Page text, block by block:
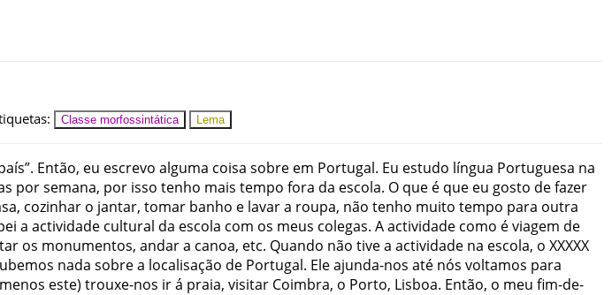
: Classe morfossintática Lema
”. Então, eu escrevo alguma coisa sobre em Portugal. Eu estudo língua Portuguesa na
porsemana, por isso tenho mais tempo fora da escola. O que é que eu gosto defazer
, cozinhar o jantar, tomar banho e lavara roupa, não tenho muito tempo para outra
a actividade cultural da escola com os meus colegas. Aactividade como éviagem de
os monumentos, andara canoa, etc. Quando não tivea actividade na escola, o XXXXX
nada sobrea localisação de Portugal. Eleajunda-nos até nós voltamos para
menos este) trouxe-nos irá praia, visitar Coimbra, o Porto, Lisboa. Então, o meu fim-de-